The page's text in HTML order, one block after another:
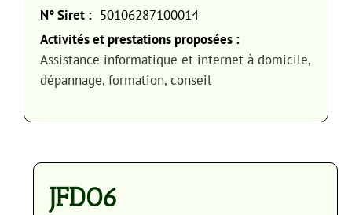
N° Siret : 50106287100014
Activités et prestations proposées :
Assistance informatique et internet à domicile,
dépannage, formation, conseil
JFD06